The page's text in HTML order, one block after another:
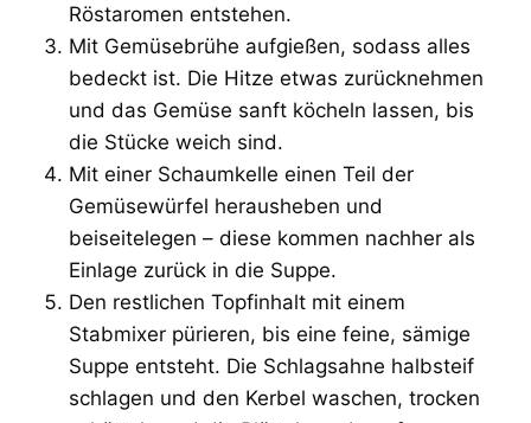
Röstaromen entstehen.
Mit Gemüsebrühe aufgießen, sodass alles
bedeckt ist. Die Hitze etwas zurücknehmen
und das Gemüse sanft köcheln lassen, bis
die Stücke weich sind.
Mit einer Schaumkelle einen Teil der
Gemüsewürfel herausheben und
beiseitelegen – diese kommen nachher als
Einlage zurück in die Suppe.
Den restlichen Topfinhalt mit einem
Stabmixer pürieren, bis eine feine, sämige
Suppe entsteht. Die Schlagsahne halbsteif
schlagen und den Kerbel waschen, trocken